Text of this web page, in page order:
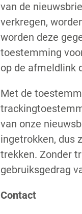
van de
verkregen,
worden deze
toestemming
op de afmeldlink
Met de
van onze
ingetrokken, dus
trekken. Zonder
gebruiksgedrag
Contact